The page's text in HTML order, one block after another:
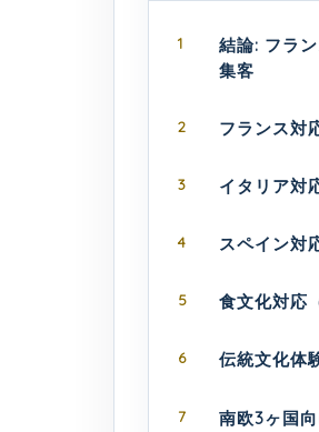
1
結論: フラ
集客
2 フランス対
3 イタリア対
4 スペイン対
5 食文化対応
6 伝統文化体
7 南欧3ヶ国